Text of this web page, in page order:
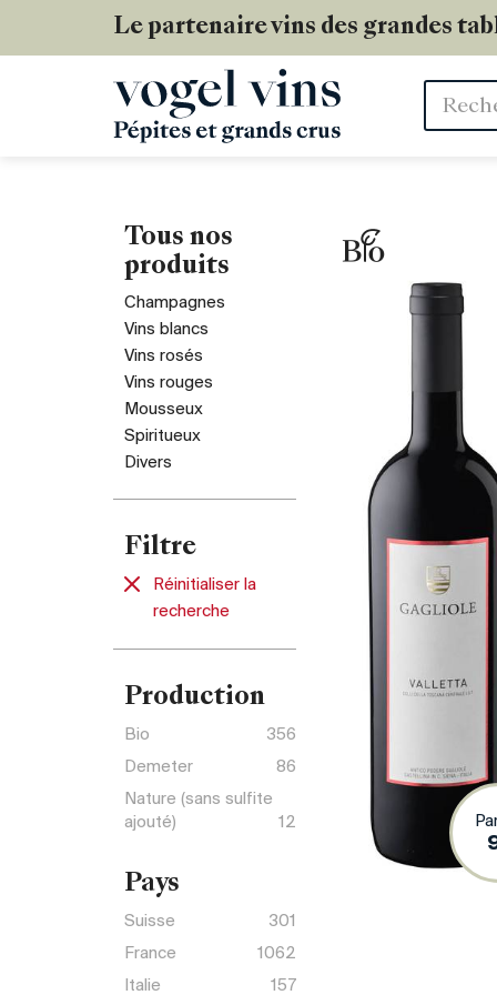
Le partenaire vins des grandes
Mots
Tous nos
produits
Champagnes
Vins blancs
Vins rosés
Vins rouges
Mousseux
Spiritueux
Divers
Filtre
Réinitialiser la
recherche
Production
Bio
356
Demeter
86
Nature (sans sulfite
ajouté)
12
Pays
Suisse
301
France
1062
Italie
157